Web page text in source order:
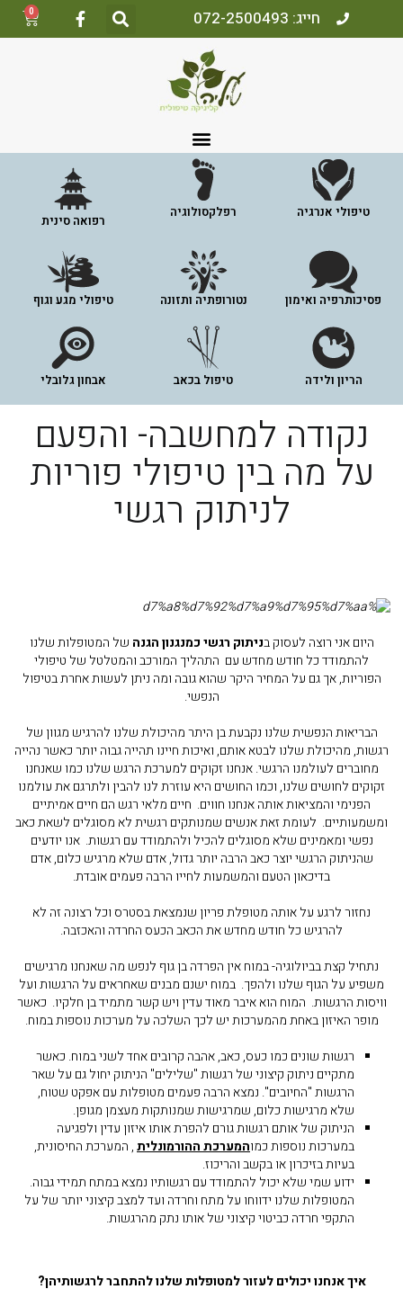
חייג: 072-2500493 0
טיפולי אנרגיה רפלקסולוגיה
רפואה סינית
פסיכותרפיה ואימון נטורופתיה ותזונה טיפולי מגע וגוף
הריון ולידה טיפול בכאב אבחון גלובלי
נקודה למחשבה- והפעם
על מה בין טיפולי פוריות
לניתוק רגשי
היום אני רוצה לעסוק בניתוק רגשי כמנגנון הגנה של המטופלות שלנו
להתמודד כל חודש מחדש עם התהליך המורכב והמטלטל של טיפולי
הפוריות, אך גם על המחיר היקר שהוא גובה ומה ניתן לעשות אחרת בטיפול
הנפשי.
הבריאות הנפשית שלנו נקבעת בן היתר מהיכולת שלנו להרגיש מגוון של
רגשות, מהיכולת שלנו לבטא אותם, ואיכות חיינו תהייה גבוה יותר כאשר נהייה
מחוברים לעולמנו הרגשי. אנחנו זקוקים למערכת הרגש שלנו כמו שאנחנו
זקוקים לחושים שלנו, וכמו החושים היא עוזרת לנו להבין ולתרגם את עולמנו
הפנימי והמציאות אותה אנחנו חווים. חיים מלאי רגש הם חיים אמיתיים
ומשמעותיים. לעומת זאת אנשים שמנותקים רגשית לא מסוגלים לשאת כאב
נפשי ומאמינים שלא מסוגלים להכיל ולהתמודד עם רגשות. אנו יודעים
שהניתוק הרגשי יוצר כאב הרבה יותר גדול, אדם שלא מרגיש כלום, אדם
בדיכאון הטעם והמשמעות לחייו הרבה פעמים אובדת.
נחזור לרגע על אותה מטופלת פריון שנמצאת בסטרס וכל רצונה זה לא
להרגיש כל חודש מחדש את הכאב הכעס החרדה והאכזבה.
נתחיל קצת בביולוגיה- במוח אין הפרדה בן גוף לנפש מה שאנחנו מרגישים
משפיע על הגוף שלנו ולהפך. במוח ישנם מבנים שאחראים על הרגשות ועל
וויסות הרגשות. המוח הוא איבר מאוד עדין ויש קשר מתמיד בן חלקיו. כאשר
מופר האיזון באחת מהמערכות יש לכך השלכה על מערכות נוספות במוח.
רגשות שונים כמו כעס, כאב, אהבה קרובים אחד לשני במוח. כאשר
מתקיים ניתוק קיצוני של רגשות "שלילים" הניתוק יחול גם על שאר
הרגשות "החיובים". נמצא הרבה פעמים מטופלות עם אפקט שטוח,
שלא מרגישות כלום, שמרגישות שמנותקות מעצמן מגופן.
הניתוק של אותם רגשות גורם להפרת אותו איזון עדין ולפגיעה
במערכות נוספות כמוהמערכת ההורמונלית, המערכת החיסונית,
בעיות בזיכרון או בקשב והריכוז.
ידוע שמי שלא יכול להתמודד עם רגשותיו נמצא במתח תמידי גבוה.
המטופלות שלנו ידווחו על מתח וחרדה ועד למצב קיצוני יותר של על
התקפי חרדה כביטוי קיצוני של אותו נתק מהרגשות.
איך אנחנו יכולים לעזור למטופלות שלנו להתחבר לרגשותיהן?